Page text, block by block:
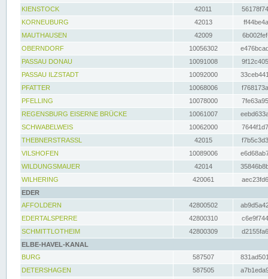
KIENSTOCK
42011
KORNEUBURG
42013
MAUTHAUSEN
42009
OBERNDORF
10056302
PASSAU DONAU
10091008
PASSAU ILZSTADT
10092000
PFATTER
10068006
PFELLING
10078000
REGENSBURG EISERNE BRÜCKE
10061007
SCHWABELWEIS
10062000
THEBNERSTRASSL
42015
VILSHOFEN
10089006
WILDUNGSMAUER
42014
WILHERING
420061
EDER
AFFOLDERN
42800502
EDERTALSPERRE
42800310
SCHMITTLOTHEIM
42800309
ELBE-HAVEL-KANAL
BURG
587507
DETERSHAGEN
587505